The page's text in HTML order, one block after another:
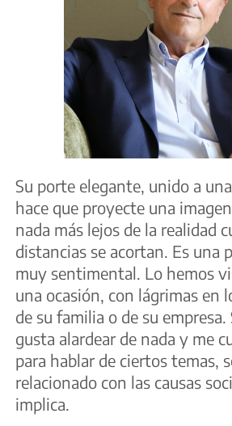
Su porte elegante, unido a
hace que proyecte una
nada más lejos de la realidad
distancias se acortan. Es una
muy sentimental. Lo hemos
una ocasión, con lágrimas en
de su familia o de su empresa.
gusta alardear de nada y me
para hablar de ciertos temas,
relacionado con las causas
implica.